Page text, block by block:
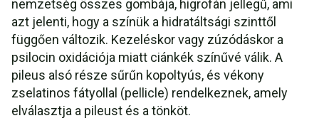
nemzetség összes gombája, higrofán jellegű, ami
azt jelenti, hogy a színük a hidratáltsági szinttől
függően változik. Kezeléskor vagy zúzódáskor a
psilocin oxidációja miatt ciánkék színűvé válik. A
pileus alsó része sűrűn kopoltyús, és vékony
zselatinos fátyollal (pellicle) rendelkeznek, amely
elválasztja a pileust és a tönköt.